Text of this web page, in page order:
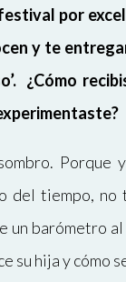
por
y te
¿Cómo
Porque
del tiempo, no
un barómetro
su hija y cómo